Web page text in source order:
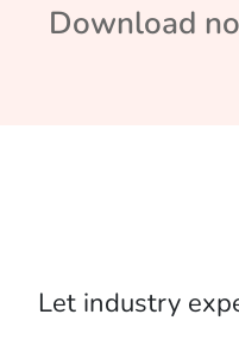
Download
Let industry